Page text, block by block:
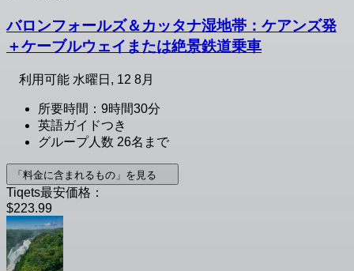
バロンフォールズ＆カッタナ湿地帯：ケアンズ発
＋ケーブルウェイまたは絶景鉄道乗車
利用可能 水曜日, 12 8月
所要時間：9時間30分
英語ガイドつき
グループ人数 26名まで
「料金に含まれるもの」を見る
Tiqets最安価格：
$223.99